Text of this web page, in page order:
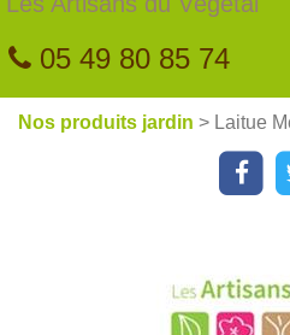
05 49 80 85 74
Nos produits jardin > Laitue